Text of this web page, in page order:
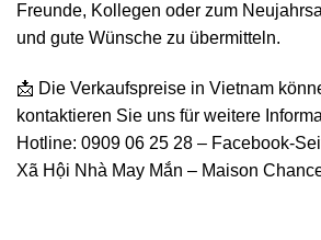
Freunde, Kollegen oder zum
und gute Wünsche zu übermitteln.
📩 Die Verkaufspreise in Vietnam
kontaktieren Sie uns für weitere
Hotline: 0909 06 25 28 – Facebook-
Xã Hội Nhà May Mắn – Maison